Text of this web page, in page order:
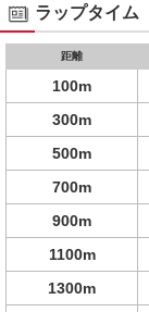
ラップタイム
距離
100m
300m
500m
700m
900m
1100m
1300m